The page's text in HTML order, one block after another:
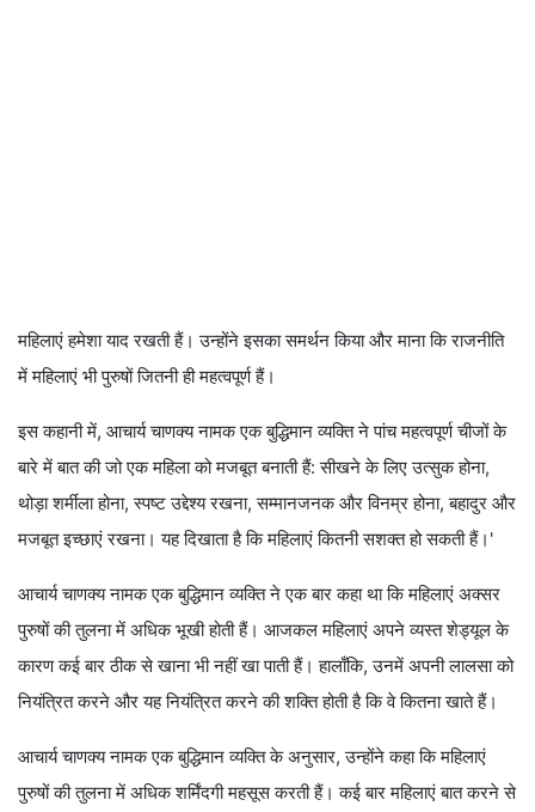
महिलाएं हमेशा याद रखती हैं। उन्होंने इसका समर्थन किया और माना कि राजनीति
में महिलाएं भी पुरुषों जितनी ही महत्वपूर्ण हैं।
इस कहानी में, आचार्य चाणक्य नामक एक बुद्धिमान व्यक्ति ने पांच महत्वपूर्ण चीजों के
बारे में बात की जो एक महिला को मजबूत बनाती हैं: सीखने के लिए उत्सुक होना,
थोड़ा शर्मीला होना, स्पष्ट उद्देश्य रखना, सम्मानजनक और विनम्र होना, बहादुर और
मजबूत इच्छाएं रखना। यह दिखाता है कि महिलाएं कितनी सशक्त हो सकती हैं।'
आचार्य चाणक्य नामक एक बुद्धिमान व्यक्ति ने एक बार कहा था कि महिलाएं अक्सर
पुरुषों की तुलना में अधिक भूखी होती हैं। आजकल महिलाएं अपने व्यस्त शेड्यूल के
कारण कई बार ठीक से खाना भी नहीं खा पाती हैं। हालाँकि, उनमें अपनी लालसा को
नियंत्रित करने और यह नियंत्रित करने की शक्ति होती है कि वे कितना खाते हैं।
आचार्य चाणक्य नामक एक बुद्धिमान व्यक्ति के अनुसार, उन्होंने कहा कि महिलाएं
पुरुषों की तुलना में अधिक शर्मिंदगी महसूस करती हैं। कई बार महिलाएं बात करने से